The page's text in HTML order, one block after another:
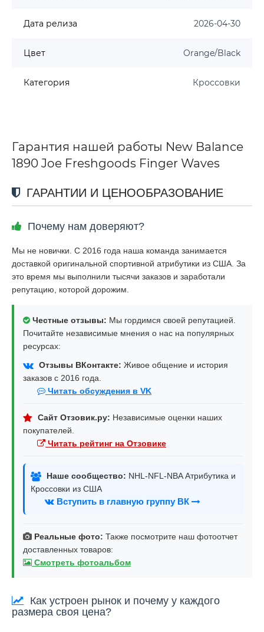
Дата релиза 2026-04-30
Цвет Orange/Black
Категория Кроссовки
Гарантия нашей работы New Balance
1890 Joe Freshgoods Finger Waves
ГАРАНТИИ И ЦЕНООБРАЗОВАНИЕ
Почему нам доверяют?
Мы не новички. С 2016 года наша команда занимается
доставкой оригинальной спортивной атрибутики из США. За
это время мы выполнили тысячи заказов и заработали
репутацию, которой дорожим.
Честные отзывы: Мы гордимся своей репутацией.
Почитайте независимые мнения о нас на популярных
ресурсах:
Отзывы ВКонтакте: Живое общение и история
заказов с 2016 года.
Читать обсуждения в VK
Сайт Отзовик.ру: Независимые оценки наших
покупателей.
Читать рейтинг на Отзовике
Наше сообщество: NHL-NFL-NBA Атрибутика и
Кроссовки из США
Вступить в главную группу ВК
Реальные фото: Также посмотрите наш фотоотчет
доставленных товаров:
Смотреть фотоальбом
Как устроен рынок и почему у каждого
размера своя цена?